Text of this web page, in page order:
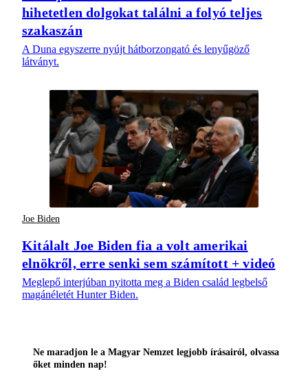
hihetetlen dolgokat találni a folyó teljes
szakaszán
A Duna egyszerre nyújt hátborzongató és lenyűgöző
látványt.
Joe Biden
Kitálalt Joe Biden fia a volt amerikai
elnökről, erre senki sem számított + videó
Meglepő interjúban nyitotta meg a Biden család legbelső
magánéletét Hunter Biden.
Ne maradjon le a Magyar Nemzet legjobb írásairól, olvassa
őket minden nap!